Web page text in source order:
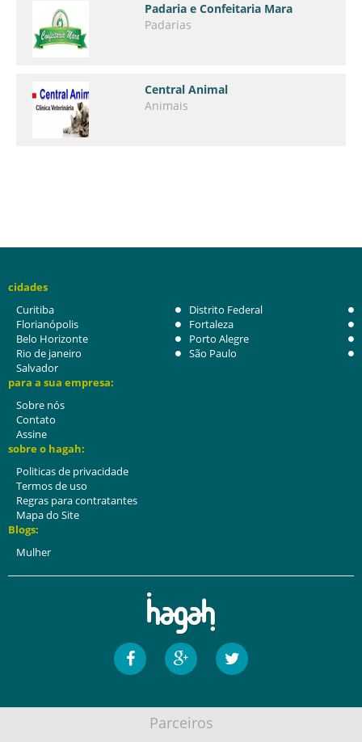
Padaria e Confeitaria Mara
Padarias
Central Animal
Animais
cidades
Curitiba
Distrito Federal
Florianópolis
Fortaleza
Belo Horizonte
Porto Alegre
Rio de janeiro
São Paulo
Salvador
para a sua empresa:
Sobre nós
Contato
Assine
sobre o hagah:
Politicas de privacidade
Termos de uso
Regras para contratantes
Mapa do Site
Blogs:
Mulher
Parceiros